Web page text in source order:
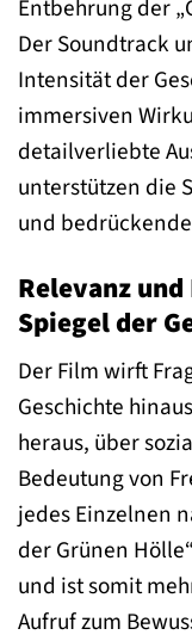
Entbehrung der
Der Soundtrack
Intensität der
immersiven
detailverliebte
unterstützen die
und
Relevanz
Spiegel der
Der Film wirft
Geschichte
heraus, über
Bedeutung von
jedes Einzelnen
der Grünen
und ist somit
Aufruf zum